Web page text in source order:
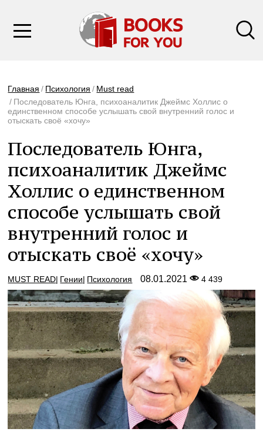
Главная Психология
Must read
Последователь Юнга, психоаналитик Джеймс Холлис о
единственном способе услышать свой внутренний голос и
отыскать своё «хочу»
Последователь Юнга,
психоаналитик Джеймс
Холлис о единственном
способе услышать свой
внутренний голос и
отыскать своё «хочу»
MUST READ Гении Психология 08.01.2021 4 439